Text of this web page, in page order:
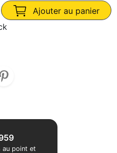
Ajouter au panier
au point et